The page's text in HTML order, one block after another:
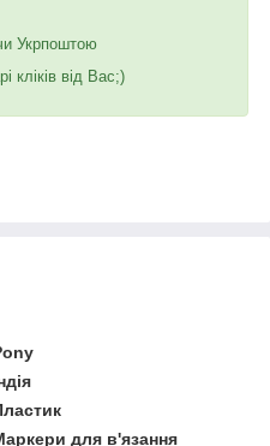
Укрпоштою
кліків від Вас;)
для в'язання